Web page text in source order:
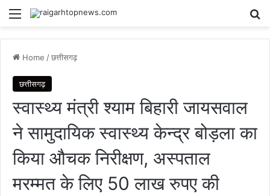
Menu
Home /छत्तीसगढ़
छत्तीसगढ़
स्वास्थ्य मंत्री श्याम बिहारी जायसवाल
ने सामुदायिक स्वास्थ्य केन्द्र बोड़ला का
किया औचक निरीक्षण, अस्पताल
मरम्मत के लिए 50 लाख रुपए की